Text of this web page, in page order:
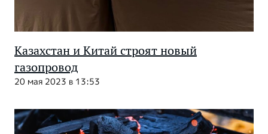
Казахстан и Китай строят новый
газопровод
20 мая 2023 в 13:53